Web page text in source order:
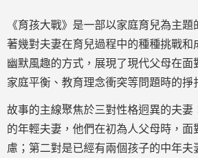
《育孩大戰》是一部以家庭育兒為主
著幾對夫妻在育兒過程中的種種挑戰和
幽默風趣的方式，展現了現代父母在面
家庭平衡、教育理念衝突等問題時的掙
故事的主線聚焦於三對性格迥異的夫妻
的年輕夫妻，他們在初為人父母時，面
慮；第二對是已經有兩個孩子的中年夫